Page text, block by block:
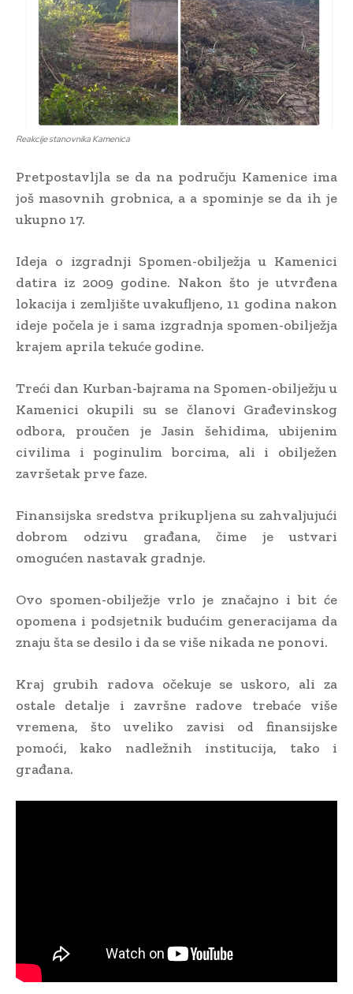
Reakcije stanovnika Kamenica
Pretpostavljla se da na području Kamenice ima
još masovnih grobnica, a a spominje se da ih je
ukupno 17.
Ideja o izgradnji Spomen-obilježja u Kamenici
datira iz 2009 godine. Nakon što je utvrđena
lokacija i zemljište uvakufljeno, 11 godina nakon
ideje počela je i sama izgradnja spomen-obilježja
krajem aprila tekuće godine.
Treći dan Kurban-bajrama na Spomen-obilježju u
Kamenici okupili su se članovi Građevinskog
odbora, proučen je Jasin šehidima, ubijenim
civilima i poginulim borcima, ali i obilježen
završetak prve faze.
Finansijska sredstva prikupljena su zahvaljujući
dobrom odzivu građana, čime je ustvari
omogućen nastavak gradnje.
Ovo spomen-obilježje vrlo je značajno i bit će
opomena i podsjetnik budućim generacijama da
znaju šta se desilo i da se više nikada ne ponovi.
Kraj grubih radova očekuje se uskoro, ali za
ostale detalje i završne radove trebaće više
vremena, što uveliko zavisi od finansijske
pomoći, kako nadležnih institucija, tako i
građana.